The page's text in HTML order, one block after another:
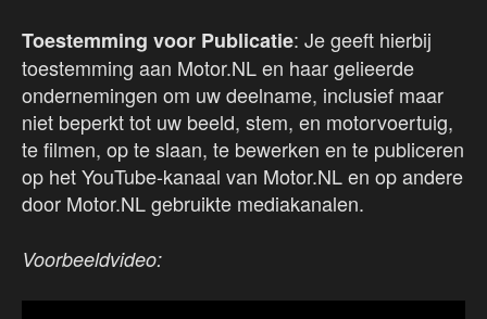
Toestemming voor Publicatie: Je geeft hierbij
toestemming aan Motor.NL en haar gelieerde
ondernemingen om uw deelname, inclusief maar
niet beperkt tot uw beeld, stem, en motorvoertuig,
te filmen, op te slaan, te bewerken en te publiceren
op het YouTube-kanaal van Motor.NL en op andere
door Motor.NL gebruikte mediakanalen.
Voorbeeldvideo: